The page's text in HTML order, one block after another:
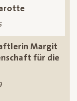
Margit
für die